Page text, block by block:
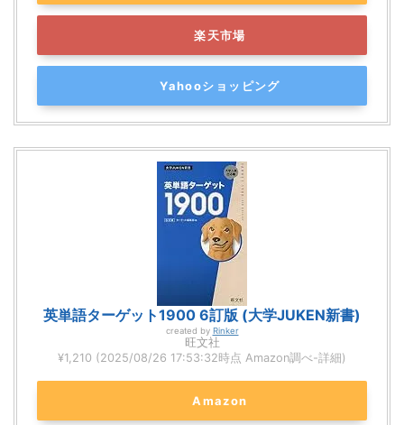
楽天市場
Yahooショッピング
英単語ターゲット1900 6訂版 (大学JUKEN新書)
created by Rinker
旺文社
¥1,210 (2025/08/26 17:53:32時点 Amazon調べ-詳細)
Amazon